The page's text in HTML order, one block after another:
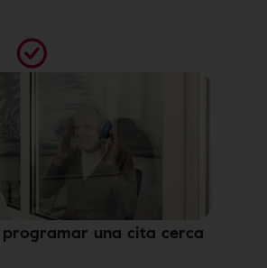
una cita cerca